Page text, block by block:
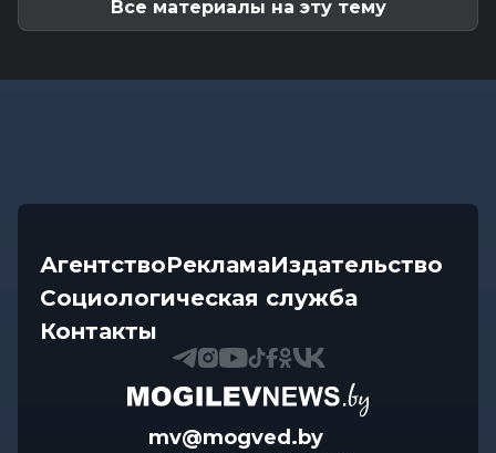
Все материалы на эту тему
АгентствоРекламаИздательство
Социологическая служба
Контакты
mv@mogved.by